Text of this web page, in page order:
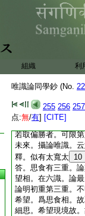
組織 利
唯識論同學鈔 (No.
255 256 257
点:無/有] [CITE]
正。此雖三解
微細思。可希望故
任今解釋。唯
境。資
養身之
行相故 云云 但於論
體。既通八識。故
故章云。唯識所言
六倶＊ 云云
尋云。廣論之者。
若取偏勝者。可限
未來。攝論唯識。
釋。似有太寬太 10
答。思食有三重。
望相。在六識。論
論明初重第三重。
希望。爲思食相。
細思。希望現境故